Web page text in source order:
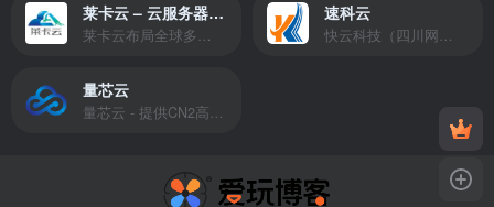
莱卡云 – 云服务器提供商
莱卡云布局全球多个地理区域。提供服务有：境外云服务器、国内云服务器、独立服务器、服务器托管、CDN、SSL证书、游戏服务器等业务。
速科云
快云科技（四川网联快云科技有限公司）成立于2021年，主营互联网业务平台服务提供商。公司专注为用户提供低价高性能云计算产品，致力于云计算应用的易用性开发，并引导云计算在国内普及
量芯云
量芯云 - 提供CN2高速香港美国云服务器&专业高防服务器租用等云服务器供应商